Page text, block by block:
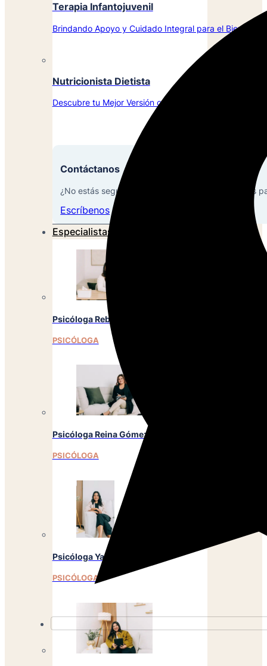
Terapia Infantojuvenil
Brindando Apoyo y Cuidado Integral para el Bienestar
Nutricionista Dietista
Descubre tu Mejor Versión con la Ayuda de Nuestros
Contáctanos
¿No estás seguro de qué servicios son los mejores
Escríbenos
Especialistas
Psicóloga Rebeca Martínez
PSICÓLOGA
Psicóloga Reina Gómez
PSICÓLOGA
Psicóloga Yancy Cierra
PSICÓLOGA